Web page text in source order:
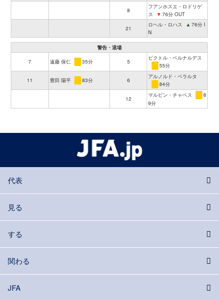
8
フアンホスエ・ロドリゲ
ス
▼ 76分 OUT
21
ロヘル・ロハス ▲ 76分 I
N
警告・退場
7 遠藤 保仁 35分 5
ビクトル・ベルナルデス
55分
11 豊田 陽平 83分 6
アルノルド・ペラルタ
84分
12
マルビン・チャベス
8
9分
代表
見る
する
関わる
JFA